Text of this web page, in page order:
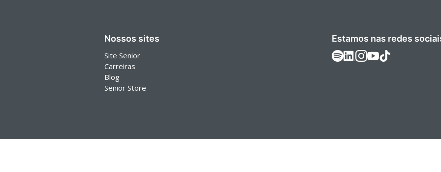
Nossos sites
Site Senior
Carreiras
Blog
Senior Store
Estamos nas redes